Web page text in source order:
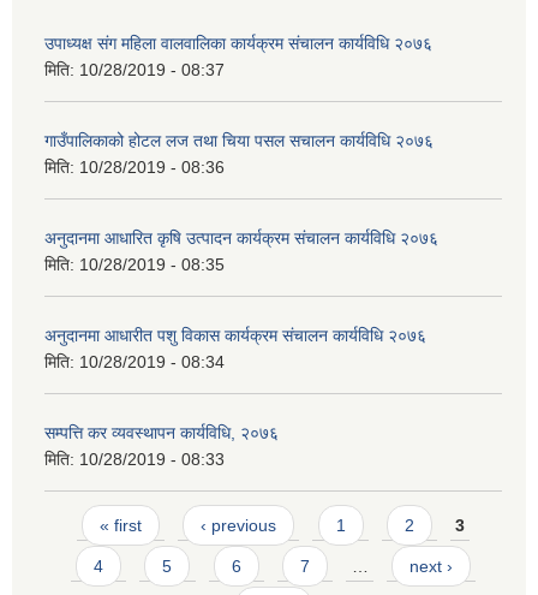
उपाध्यक्ष स‌ंग महिला वालवालिका कार्यक्रम संचालन कार्यविधि २०७६
मिति: 10/28/2019 - 08:37
गाउँपालिकाको होटल लज तथा चिया पसल स‌चालन कार्यविधि २०७६
मिति: 10/28/2019 - 08:36
अनुदानमा आधारित कृषि उत्पादन कार्यक्रम संचालन कार्यविधि २०७६
मिति: 10/28/2019 - 08:35
अनुदानमा आधारीत पशु विकास कार्यक्रम स‌ंचालन कार्यविधि २०७६
मिति: 10/28/2019 - 08:34
सम्पत्ति कर व्यवस्थापन कार्यविधि, २०७६
मिति: 10/28/2019 - 08:33
Pages
« first ‹ previous 1 2 3
4 5 6 7 next ›